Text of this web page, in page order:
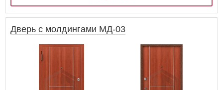
Дверь с молдингами МД-03